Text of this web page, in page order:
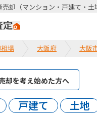
却（マンション・戸建て・
場 大阪府 大阪
却を考え始めた方へ
戸建て 土地